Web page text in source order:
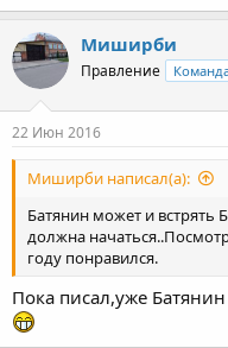
Миширби
Правление
22 Июн 2016
Миширби написал(а):
Батянин может и встрять
должна
году понравился.
Пока писал,уже